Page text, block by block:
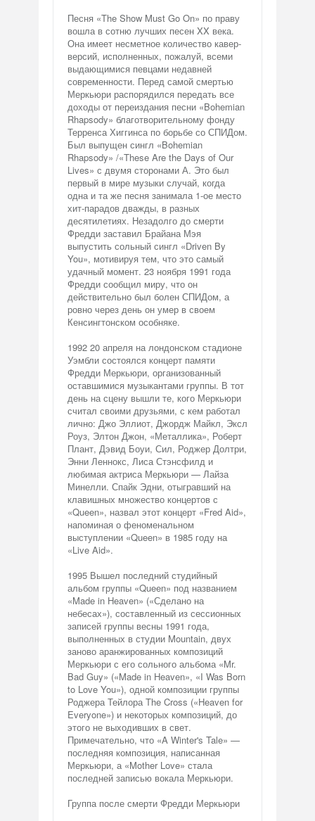
Песня «The Show Must Go On» по праву
вошла в сотню лучших песен XX века.
Она имеет несметное количество кавер-
версий, исполненных, пожалуй, всеми
выдающимися певцами недавней
современности. Перед самой смертью
Меркьюри распорядился передать все
доходы от переиздания песни «Bohemian
Rhapsody» благотворительному фонду
Терренса Хиггинса по борьбе со СПИДом.
Был выпущен сингл «Bohemian
Rhapsody» /«These Are the Days of Our
Lives» с двумя сторонами А. Это был
первый в мире музыки случай, когда
одна и та же песня занимала 1-ое место
хит-парадов дважды, в разных
десятилетиях. Незадолго до смерти
Фредди заставил Брайана Мэя
выпустить сольный сингл «Driven By
You», мотивируя тем, что это самый
удачный момент. 23 ноября 1991 года
Фредди сообщил миру, что он
действительно был болен СПИДом, а
ровно через день он умер в своем
Кенсингтонском особняке.
1992 20 апреля на лондонском стадионе
Уэмбли состоялся концерт памяти
Фредди Меркьюри, организованный
оставшимися музыкантами группы. В тот
день на сцену вышли те, кого Меркьюри
считал своими друзьями, с кем работал
лично: Джо Эллиот, Джордж Майкл, Эксл
Роуз, Элтон Джон, «Металлика», Роберт
Плант, Дэвид Боуи, Сил, Роджер Долтри,
Энни Леннокс, Лиса Стэнсфилд и
любимая актриса Меркьюри — Лайза
Минелли. Спайк Эдни, отыгравший на
клавишных множество концертов с
«Queen», назвал этот концерт «Fred Aid»,
напоминая о феноменальном
выступлении «Queen» в 1985 году на
«Live Aid».
1995 Вышел последний студийный
альбом группы «Queen» под названием
«Made in Heaven» («Сделано на
небесах»), составленный из сессионных
записей группы весны 1991 года,
выполненных в студии Mountain, двух
заново аранжированных композиций
Меркьюри с его сольного альбома «Mr.
Bad Guy» («Made in Heaven», «I Was Born
to Love You»), одной композиции группы
Роджера Тейлора The Cross («Heaven for
Everyone») и некоторых композиций, до
этого не выходивших в свет.
Примечательно, что «A Winter's Tale» —
последняя композиция, написанная
Меркьюри, а «Mother Love» стала
последней записью вокала Меркьюри.
Группа после смерти Фредди Меркьюри